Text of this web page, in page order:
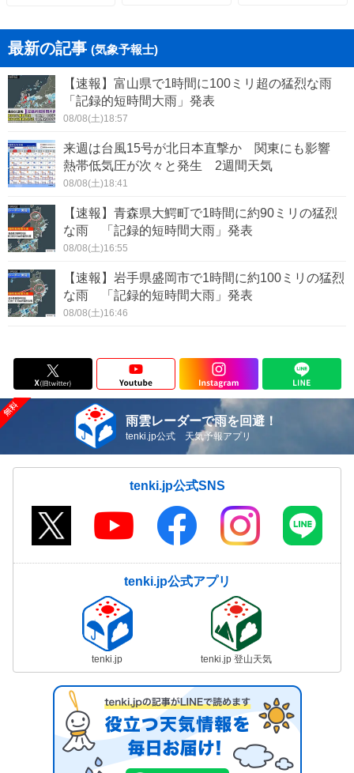
最新の記事 (気象予報士)
【速報】富山県で1時間に100ミリ超の猛烈な雨
「記録的短時間大雨」発表
08/08(土)18:57
来週は台風15号が北日本直撃か 関東にも影響
熱帯低気圧が次々と発生 2週間天気
08/08(土)18:41
【速報】青森県大鰐町で1時間に約90ミリの猛烈
な雨 「記録的短時間大雨」発表
08/08(土)16:55
【速報】岩手県盛岡市で1時間に約100ミリの猛烈
な雨 「記録的短時間大雨」発表
08/08(土)16:46
雨雲レーダーで雨を回避！
tenki.jp公式 天気予報アプリ
tenki.jp公式SNS
tenki.jp公式アプリ
tenki.jp tenki.jp 登山天気